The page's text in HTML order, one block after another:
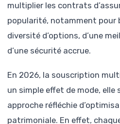
multiplier les contrats
popularité, notamment pour
diversité d’options, d’une
d’une sécurité accrue.
En 2026, la souscription
un simple effet de mode, elle
approche réfléchie
patrimoniale. En effet,